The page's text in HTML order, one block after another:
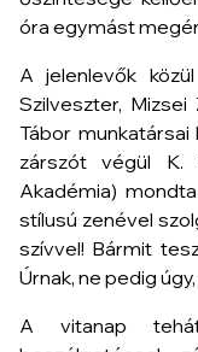
óra egymást
A jelenlevők
Szilveszter,
Tábor
zárszót végül K.
Akadémia)
stílusú zenével
szívvel! Bármit
Úrnak, ne pedig
A vitanap